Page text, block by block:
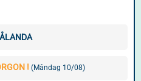
! (Måndag 10/08)